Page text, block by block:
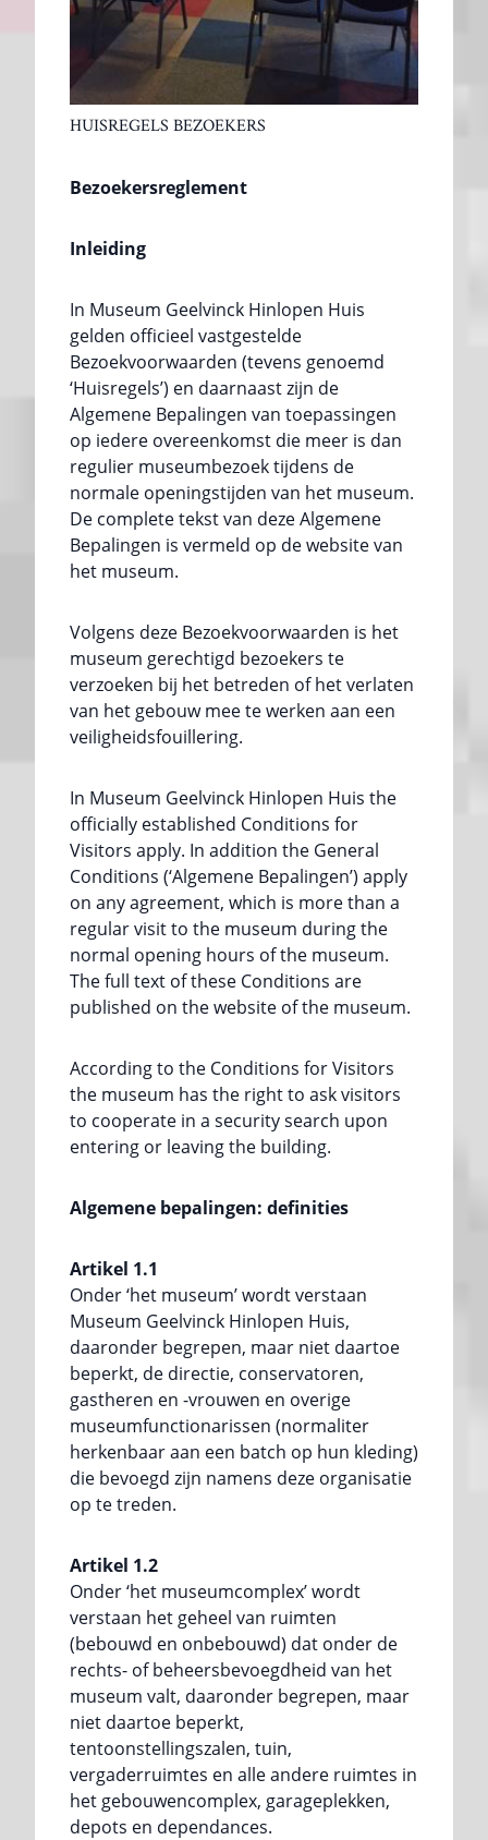
HUISREGELS BEZOEKERS
Bezoekersreglement
Inleiding
In Museum Geelvinck Hinlopen Huis
gelden officieel vastgestelde
Bezoekvoorwaarden (tevens genoemd
‘Huisregels’) en daarnaast zijn de
Algemene Bepalingen van toepassingen
op iedere overeenkomst die meer is dan
regulier museumbezoek tijdens de
normale openingstijden van het museum.
De complete tekst van deze Algemene
Bepalingen is vermeld op de website van
het museum.
Volgens deze Bezoekvoorwaarden is het
museum gerechtigd bezoekers te
verzoeken bij het betreden of het verlaten
van het gebouw mee te werken aan een
veiligheidsfouillering.
In Museum Geelvinck Hinlopen Huis the
officially established Conditions for
Visitors apply. In addition the General
Conditions (‘Algemene Bepalingen’) apply
on any agreement, which is more than a
regular visit to the museum during the
normal opening hours of the museum.
The full text of these Conditions are
published on the website of the museum.
According to the Conditions for Visitors
the museum has the right to ask visitors
to cooperate in a security search upon
entering or leaving the building.
Algemene bepalingen: definities
Artikel 1.1
Onder ‘het museum’ wordt verstaan
Museum Geelvinck Hinlopen Huis,
daaronder begrepen, maar niet daartoe
beperkt, de directie, conservatoren,
gastheren en -vrouwen en overige
museumfunctionarissen (normaliter
herkenbaar aan een batch op hun kleding)
die bevoegd zijn namens deze organisatie
op te treden.
Artikel 1.2
Onder ‘het museumcomplex’ wordt
verstaan het geheel van ruimten
(bebouwd en onbebouwd) dat onder de
rechts- of beheersbevoegdheid van het
museum valt, daaronder begrepen, maar
niet daartoe beperkt,
tentoonstellingszalen, tuin,
vergaderruimtes en alle andere ruimtes in
het gebouwencomplex, garageplekken,
depots en dependances.